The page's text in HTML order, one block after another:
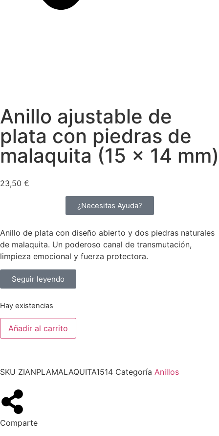
Anillo ajustable de
plata con piedras de
malaquita (15 x 14 mm)
23,50 €
¿Necesitas Ayuda?
Anillo de plata con diseño abierto y dos piedras naturales
de malaquita. Un poderoso canal de transmutación,
limpieza emocional y fuerza protectora.
Seguir leyendo
Hay existencias
Añadir al carrito
SKU ZIANPLAMALAQUITA1514 Categoría Anillos
Comparte